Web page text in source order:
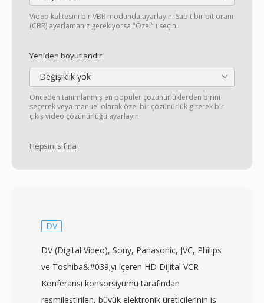
Video kalitesini bir VBR modunda ayarlayın. Sabit bir bit oranı
(CBR) ayarlamanız gerekiyorsa "Özel" i seçin.
Yeniden boyutlandır:
Değişiklik yok
Önceden tanımlanmış en popüler çözünürlüklerden birini
seçerek veya manuel olarak özel bir çözünürlük girerek bir
çıkış video çözünürlüğü ayarlayın.
Hepsini sıfırla
DV
DV (Digital Video), Sony, Panasonic, JVC, Philips
ve Toshiba&#039;yı içeren HD Dijital VCR
Konferansı konsorsiyumu tarafından
resmileştirilen, büyük elektronik üreticilerinin iş